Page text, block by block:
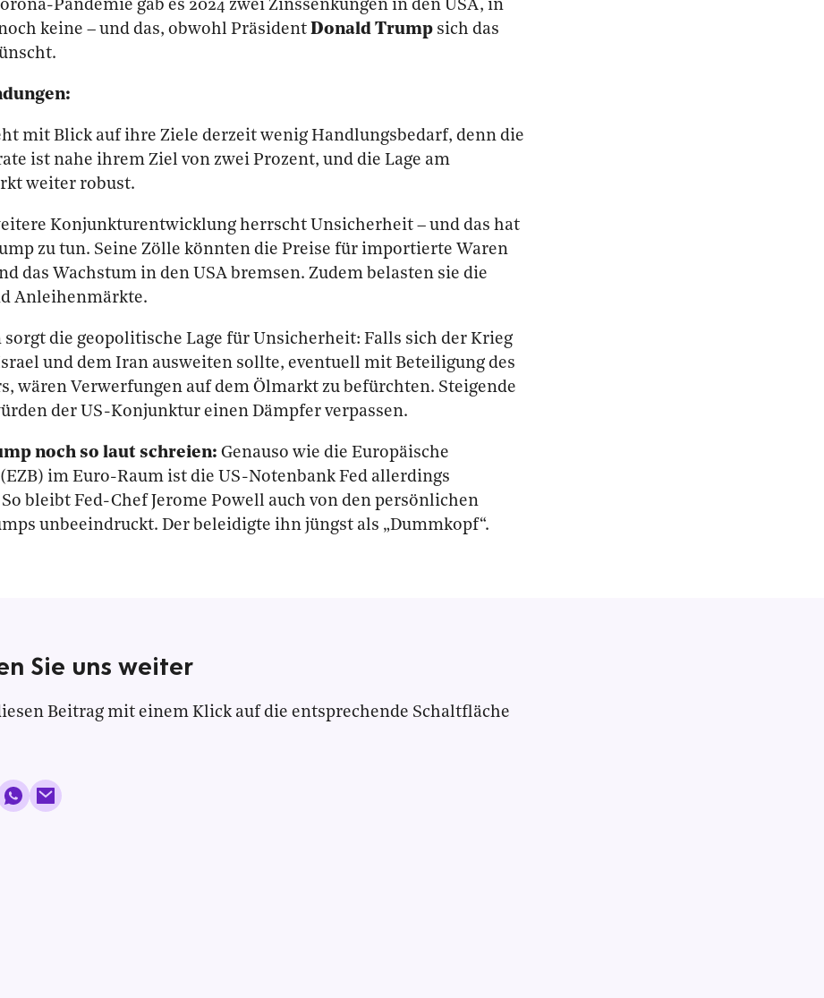
Pandemie gab es 2024 zwei Zinssenkungen in den USA, in
keine – und das, obwohl Präsident Donald Trump sich das
mit Blick auf ihre Ziele derzeit wenig Handlungsbedarf, denn die
ist nahe ihrem Ziel von zwei Prozent, und die Lage am
weiter robust.
Konjunkturentwicklung herrscht Unsicherheit – und das hat
zu tun. Seine Zölle könnten die Preise für importierte Waren
das Wachstum in den USA bremsen. Zudem belasten sie die
Anleihenmärkte.
sorgt die geopolitische Lage für Unsicherheit: Falls sich der Krieg
und dem Iran ausweiten sollte, eventuell mit Beteiligung des
wären Verwerfungen auf dem Ölmarkt zu befürchten. Steigende
der US-Konjunktur einen Dämpfer verpassen.
noch so laut schreien: Genauso wie die Europäische
im Euro-Raum ist die US-Notenbank Fed allerdings
bleibt Fed-Chef Jerome Powell auch von den persönlichen
unbeeindruckt. Der beleidigte ihn jüngst als „Dummkopf“.
Sie uns weiter
Beitrag mit einem Klick auf die entsprechende Schaltfläche